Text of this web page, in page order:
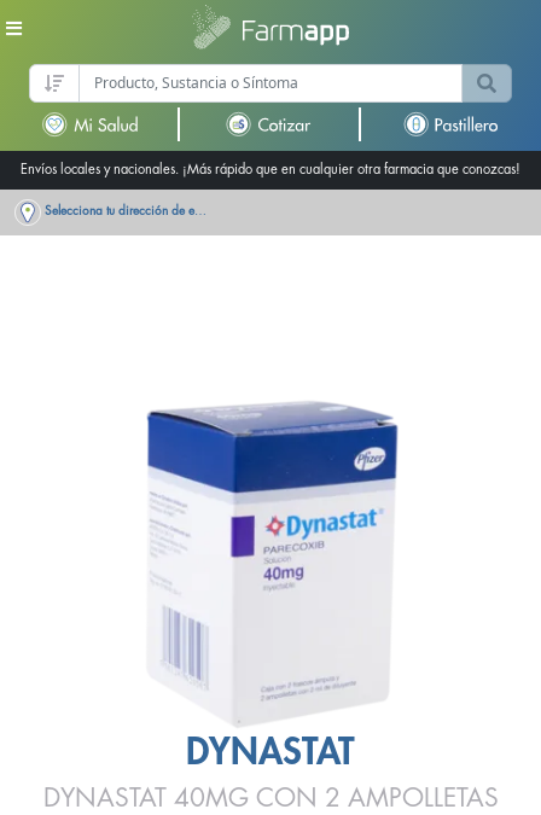
Envíos locales y nacionales. ¡Más rápido que en cualquier otra farmacia que conozcas!
Selecciona tu dirección de entrega
DYNASTAT
DYNASTAT 40MG CON 2 AMPOLLETAS